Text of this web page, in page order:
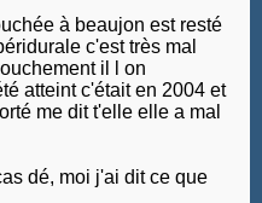
à beaujon est resté
c'est très mal
il l on
atteint c'était en 2004 et
me dit t'elle elle a mal
dé, moi j'ai dit ce que